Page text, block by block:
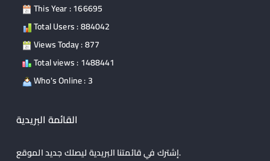
This Year : 166695
Total Users : 884042
Views Today : 877
Total views : 1488441
Who's Online : 3
القائمة البريدية
إشترك في قائمتنا البريدية ليصلك جديد الموقع.